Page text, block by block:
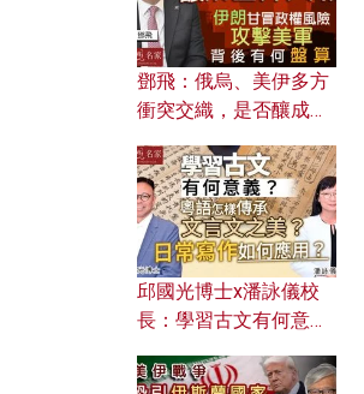
鄧飛：俄烏、美伊多方
衝突交織，是否釀成世
風險攻擊美軍，背後有
何盤算？
邱國光博士x潘詠儀校
長：學習古文有何意
文之美？ 日常寫作如何